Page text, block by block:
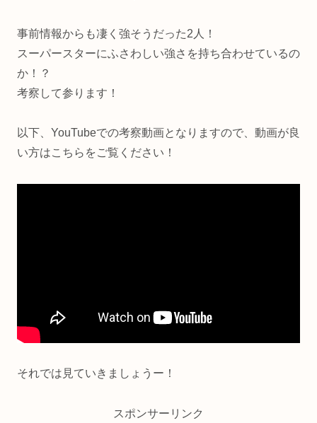
事前情報からも凄く強そうだった2人！
スーパースターにふさわしい強さを持ち合わせているの
か！？
考察して参ります！
以下、YouTubeでの考察動画となりますので、動画が良
い方はこちらをご覧ください！
それでは見ていきましょうー！
スポンサーリンク